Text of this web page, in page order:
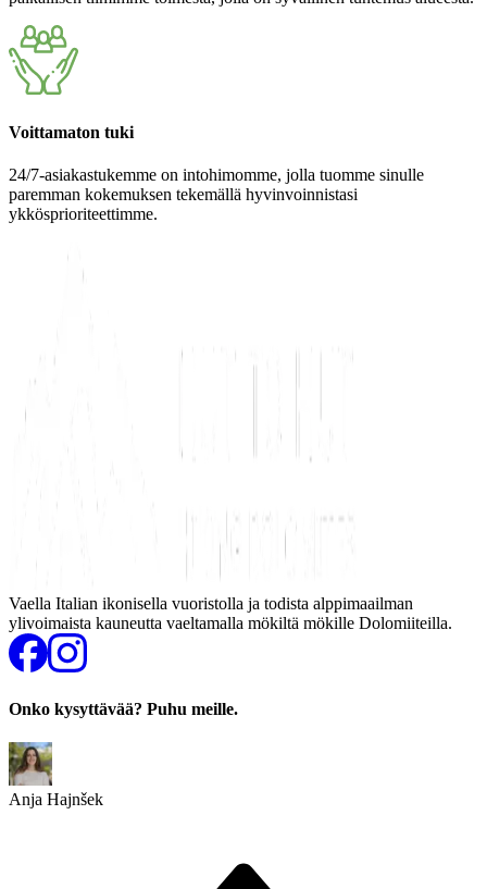
Voittamaton tuki
24/7-asiakastukemme on intohimomme, jolla tuomme sinulle
paremman kokemuksen tekemällä hyvinvoinnistasi
ykkösprioriteettimme.
Vaella Italian ikonisella vuoristolla ja todista alppimaailman
ylivoimaista kauneutta vaeltamalla mökiltä mökille Dolomiiteilla.
Onko kysyttävää? Puhu meille.
Anja Hajnšek